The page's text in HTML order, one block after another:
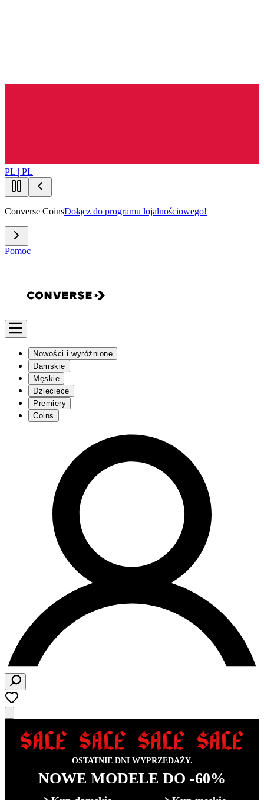
PL | PL
Converse CoinsDołącz do programu lojalnościowego!
Pomoc
Nowości i wyróżnione
Damskie
Męskie
Dziecięce
Premiery
Coins
OSTATNIE DNI WYPRZEDAŻY.
NOWE MODELE DO -60%